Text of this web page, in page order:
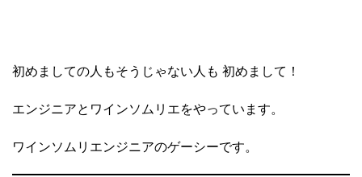
初めましての人もそうじゃない人も 初めまして！
エンジニアとワインソムリエをやっています。
ワインソムリエンジニアのゲーシーです。